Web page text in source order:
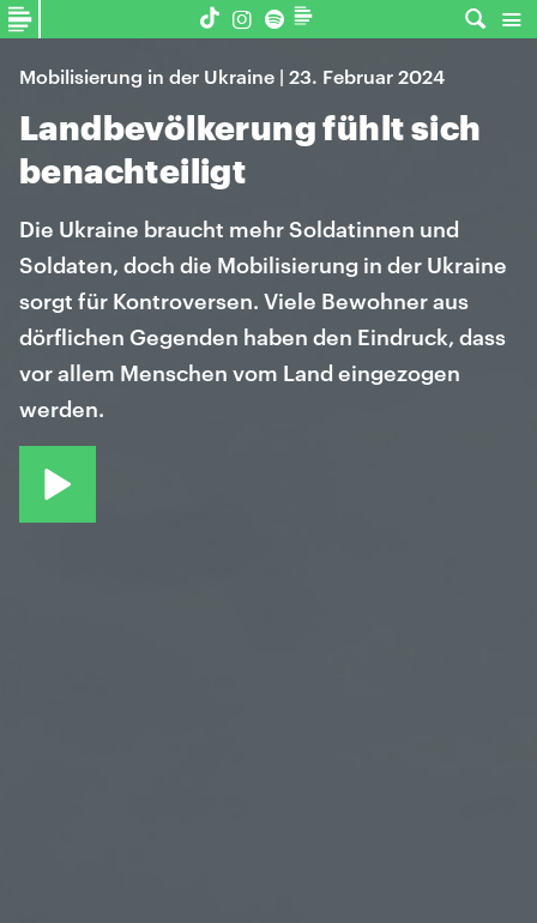
Mobilisierung in der Ukraine | 23. Februar 2024
Landbevölkerung fühlt sich
benachteiligt
Die Ukraine braucht mehr Soldatinnen und
Soldaten, doch die Mobilisierung in der Ukraine
sorgt für Kontroversen. Viele Bewohner aus
dörflichen Gegenden haben den Eindruck, dass
vor allem Menschen vom Land eingezogen
werden.